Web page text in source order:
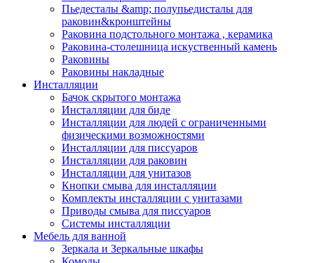
Пьедесталы &amp; полупьедисталы для
раковин&кронштейны
Раковина подстольного монтажа , керамика
Раковина-столешница искуственный камень
Раковины
Раковины накладные
Инсталляции
Бачок скрытого монтажа
Инсталляции для биде
Инсталляции для людей с ограниченными
физическими возможностями
Инсталляции для писсуаров
Инсталляции для раковин
Инсталляции для унитазов
Кнопки смыва для инсталляции
Комплекты инсталляции с унитазами
Приводы смыва для писсуаров
Системы инсталляции
Мебель для ванной
Зеркала и Зеркальные шкафы